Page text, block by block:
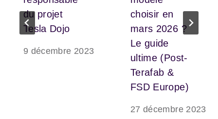
du projet
Tesla Dojo
9 décembre 2023
choisir en
mars 2026 ?
Le guide
ultime (Post-
Terafab &
FSD Europe)
27 décembre 2023